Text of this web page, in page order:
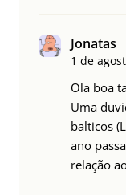
Jonatas
1 de
Ola boa
Uma
balticos
ano
relação